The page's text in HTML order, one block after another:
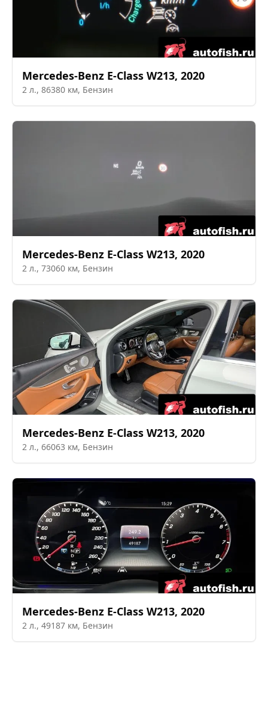
Mercedes-Benz E-Class W213, 2020
2 л., 86380 км, Бензин
Mercedes-Benz E-Class W213, 2020
2 л., 73060 км, Бензин
Mercedes-Benz E-Class W213, 2020
2 л., 66063 км, Бензин
Mercedes-Benz E-Class W213, 2020
2 л., 49187 км, Бензин